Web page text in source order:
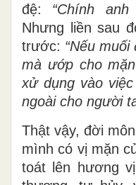
đệ: “Chính
Nhưng liền sau
trước: “Nếu
mà ướp cho
xử dụng vào
ngoài cho người
Thật vậy, đời
mình có vị mặn
toát lên hương